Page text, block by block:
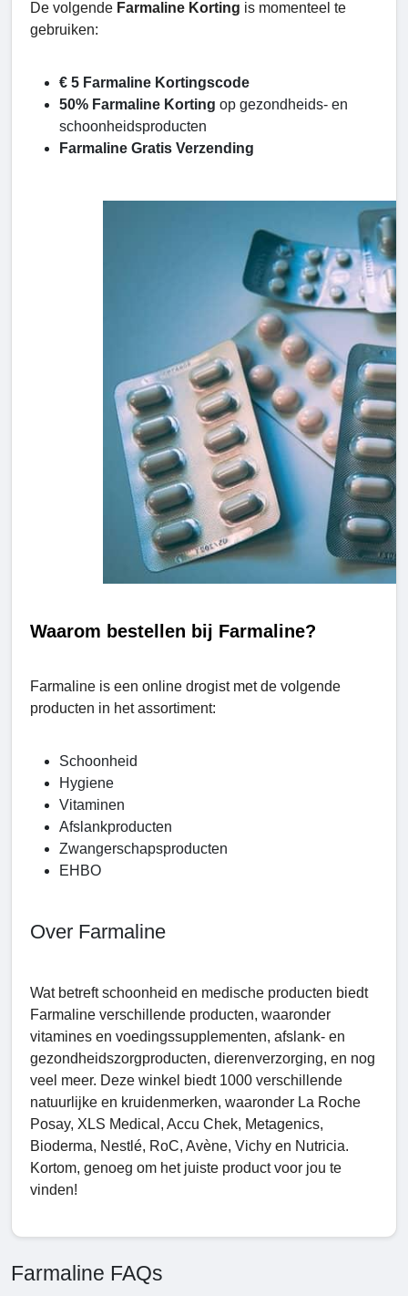
De volgende Farmaline Korting is momenteel te
gebruiken:
€ 5 Farmaline Kortingscode
50% Farmaline Korting op gezondheids- en
schoonheidsproducten
Farmaline Gratis Verzending
Waarom bestellen bij Farmaline?
Farmaline is een online drogist met de volgende
producten in het assortiment:
Schoonheid
Hygiene
Vitaminen
Afslankproducten
Zwangerschapsproducten
EHBO
Over Farmaline
Wat betreft schoonheid en medische producten biedt
Farmaline verschillende producten, waaronder
vitamines en voedingssupplementen, afslank- en
gezondheidszorgproducten, dierenverzorging, en nog
veel meer. Deze winkel biedt 1000 verschillende
natuurlijke en kruidenmerken, waaronder La Roche
Posay, XLS Medical, Accu Chek, Metagenics,
Bioderma, Nestlé, RoC, Avène, Vichy en Nutricia.
Kortom, genoeg om het juiste product voor jou te
vinden!
Farmaline FAQs